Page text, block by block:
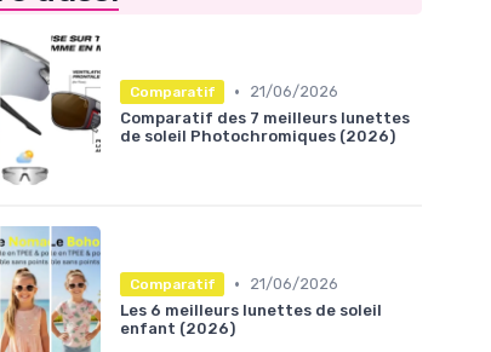
Comparatif •
21/06/2026
Comparatif des 7 meilleurs lunettes
de soleil Photochromiques (2026)
Comparatif •
21/06/2026
Les 6 meilleurs lunettes de soleil
enfant (2026)